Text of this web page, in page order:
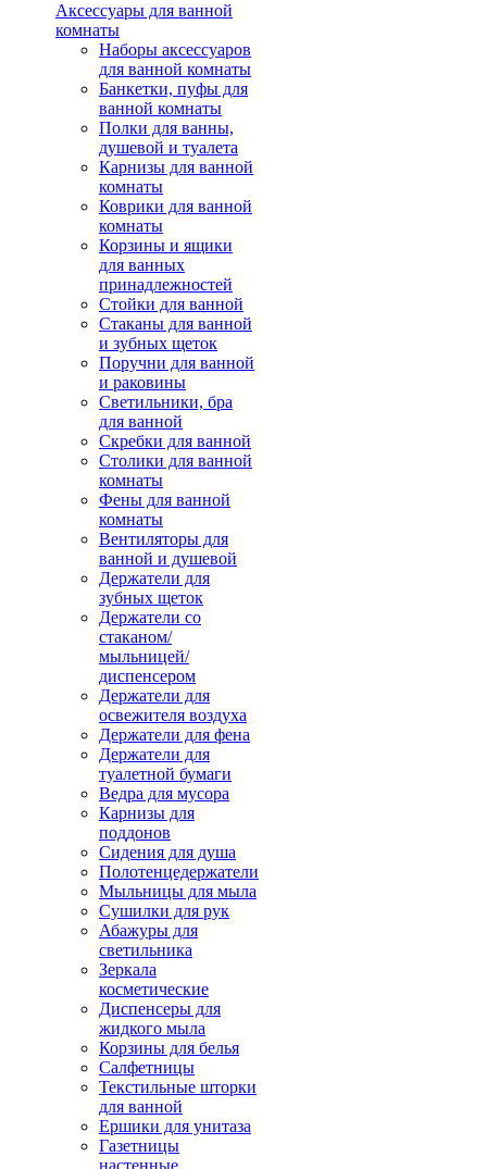
Аксессуары для ванной
комнаты
Наборы аксессуаров
для ванной комнаты
Банкетки, пуфы для
ванной комнаты
Полки для ванны,
душевой и туалета
Карнизы для ванной
комнаты
Коврики для ванной
комнаты
Корзины и ящики
для ванных
принадлежностей
Стойки для ванной
Стаканы для ванной
и зубных щеток
Поручни для ванной
и раковины
Светильники, бра
для ванной
Скребки для ванной
Столики для ванной
комнаты
Фены для ванной
комнаты
Вентиляторы для
ванной и душевой
Держатели для
зубных щеток
Держатели со
стаканом/
мыльницей/
диспенсером
Держатели для
освежителя воздуха
Держатели для фена
Держатели для
туалетной бумаги
Ведра для мусора
Карнизы для
поддонов
Сидения для душа
Полотенцедержатели
Мыльницы для мыла
Сушилки для рук
Абажуры для
светильника
Зеркала
косметические
Диспенсеры для
жидкого мыла
Корзины для белья
Салфетницы
Текстильные шторки
для ванной
Ершики для унитаза
Газетницы
настенные